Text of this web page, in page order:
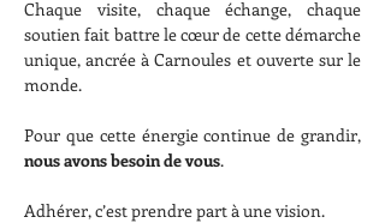
Chaque visite, chaque échange, chaque
soutien fait battre le cœur de cette démarche
unique, ancrée à Carnoules et ouverte sur le
monde.
nous avons besoin de vous.
Adhérer, c’est prendre part à une vision.